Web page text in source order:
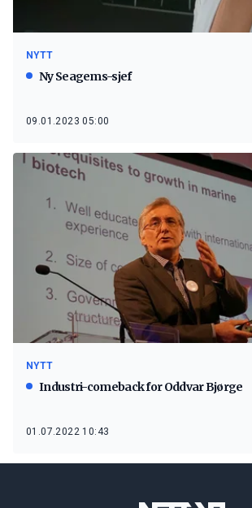
NYTT
Ny Seagems-sjef
09.01.2023 05:00
NYTT
Industri-comeback for Oddvar Bjørge
01.07.2022 10:43